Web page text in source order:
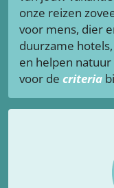
onze reizen
voor mens, dier
duurzame
en helpen
voor de criteria